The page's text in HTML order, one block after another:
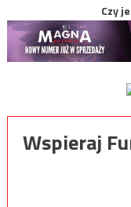
Czy
Wspieraj